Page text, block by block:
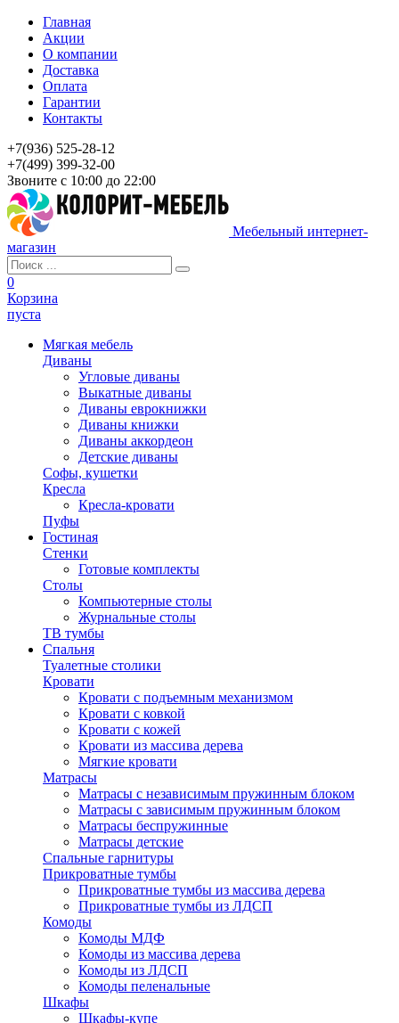
Главная
Акции
О компании
Доставка
Оплата
Гарантии
Контакты
+7(936) 525-28-12
+7(499) 399-32-00
Звоните с 10:00 до 22:00
Мебельный интернет-
магазин
0
Корзина
пуста
Мягкая мебель
Диваны
Угловые диваны
Выкатные диваны
Диваны еврокнижки
Диваны книжки
Диваны аккордеон
Детские диваны
Софы, кушетки
Кресла
Кресла-кровати
Пуфы
Гостиная
Стенки
Готовые комплекты
Столы
Компьютерные столы
Журнальные столы
ТВ тумбы
Спальня
Туалетные столики
Кровати
Кровати с подъемным механизмом
Кровати с ковкой
Кровати с кожей
Кровати из массива дерева
Мягкие кровати
Матрасы
Матрасы с независимым пружинным блоком
Матрасы с зависимым пружинным блоком
Матрасы беспружинные
Матрасы детские
Спальные гарнитуры
Прикроватные тумбы
Прикроватные тумбы из массива дерева
Прикроватные тумбы из ЛДСП
Комоды
Комоды МДФ
Комоды из массива дерева
Комоды из ЛДСП
Комоды пеленальные
Шкафы
Шкафы-купе